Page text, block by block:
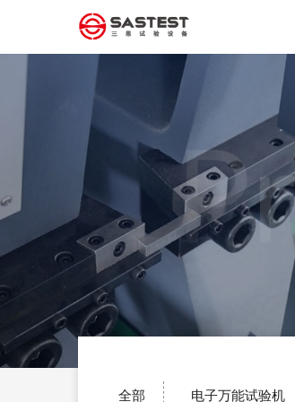
全部 电子万能试验机